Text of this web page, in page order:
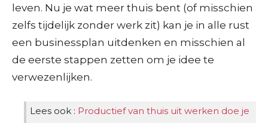
leven. Nu je wat meer thuis bent (of misschien
zelfs tijdelijk zonder werk zit) kan je in alle rust
een businessplan uitdenken en misschien al
de eerste stappen zetten om je idee te
verwezenlijken.
Lees ook : Productief van thuis uit werken doe je